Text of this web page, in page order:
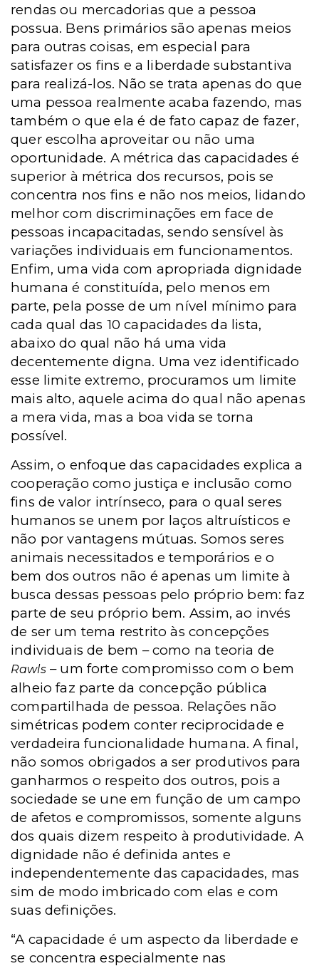
rendas ou mercadorias que a pessoa
possua. Bens primários são apenas meios
para outras coisas, em especial para
satisfazer os fins e a liberdade substantiva
para realizá-los. Não se trata apenas do que
uma pessoa realmente acaba fazendo, mas
também o que ela é de fato capaz de fazer,
quer escolha aproveitar ou não uma
oportunidade. A métrica das capacidades é
superior à métrica dos recursos, pois se
concentra nos fins e não nos meios, lidando
melhor com discriminações em face de
pessoas incapacitadas, sendo sensível às
variações individuais em funcionamentos.
Enfim, uma vida com apropriada dignidade
humana é constituída, pelo menos em
parte, pela posse de um nível mínimo para
cada qual das 10 capacidades da lista,
abaixo do qual não há uma vida
decentemente digna. Uma vez identificado
esse limite extremo, procuramos um limite
mais alto, aquele acima do qual não apenas
a mera vida, mas a boa vida se torna
possível.
Assim, o enfoque das capacidades explica a
cooperação como justiça e inclusão como
fins de valor intrínseco, para o qual seres
humanos se unem por laços altruísticos e
não por vantagens mútuas. Somos seres
animais necessitados e temporários e o
bem dos outros não é apenas um limite à
busca dessas pessoas pelo próprio bem: faz
parte de seu próprio bem. Assim, ao invés
de ser um tema restrito às concepções
individuais de bem – como na teoria de
Rawls– um forte compromisso com o bem
alheio faz parte da concepção pública
compartilhada de pessoa. Relações não
simétricas podem conter reciprocidade e
verdadeira funcionalidade humana. A final,
não somos obrigados a ser produtivos para
ganharmos o respeito dos outros, pois a
sociedade se une em função de um campo
de afetos e compromissos, somente alguns
dos quais dizem respeito à produtividade. A
dignidade não é definida antes e
independentemente das capacidades, mas
sim de modo imbricado com elas e com
suas definições.
“A capacidade é um aspecto da liberdade e
se concentra especialmente nas